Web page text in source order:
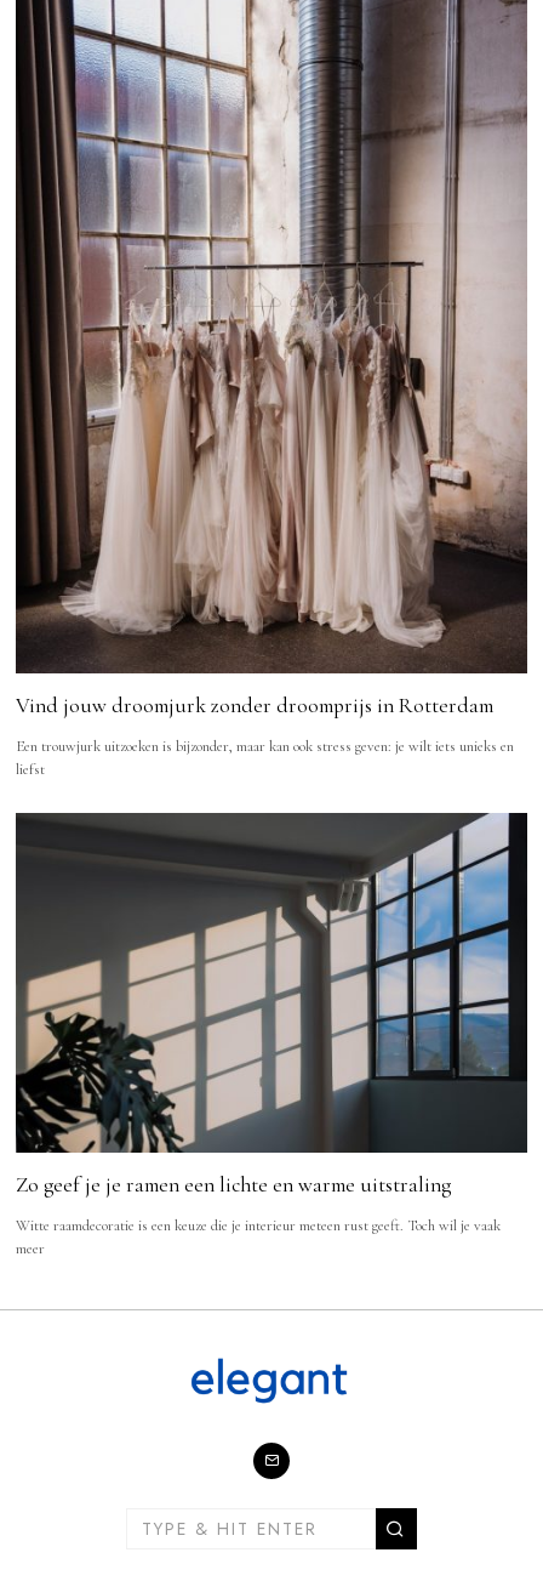
Vind jouw droomjurk zonder droomprijs in Rotterdam
Een trouwjurk uitzoeken is bijzonder, maar kan ook stress geven: je wilt iets unieks en
liefst
Zo geef je je ramen een lichte en warme uitstraling
Witte raamdecoratie is een keuze die je interieur meteen rust geeft. Toch wil je vaak
meer